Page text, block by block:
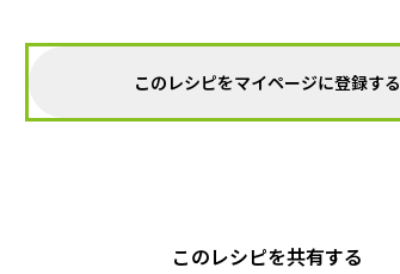
このレシピをマイページに登録する
このレシピを共有する